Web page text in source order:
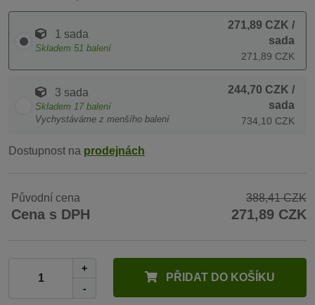
1 sada
Skladem 51 balení
271,89 CZK /
sada
271,89 CZK
3 sada
Skladem 17 balení
Vychystáváme z menšího balení
244,70 CZK /
sada
734,10 CZK
Dostupnost na prodejnách
Původní cena 388,41 CZK
Cena s DPH 271,89 CZK
+
-
PŘIDAT DO KOŠÍKU